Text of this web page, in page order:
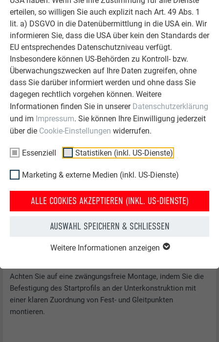
erteilen, so willigen Sie auch explizit nach Art. 49 Abs. 1
lit. a) DSGVO in die Datenübermittlung in die USA ein. Wir
informieren Sie, dass die USA über kein den Standards der
EU entsprechendes Datenschutzniveau verfügt.
Insbesondere können US-Behörden zu Kontroll- bzw.
Überwachungszwecken auf Ihre Daten zugreifen, ohne
dass Sie darüber informiert werden und ohne dass Sie
dagegen rechtlich vorgehen können. Weitere
Informationen finden Sie in unserer Datenschutzerklärung
und im Impressum. Sie können Ihre Einwilligung jederzeit
über die Cookie-Einstellungen widerrufen.
Essenziell Statistiken (inkl. US-Dienste)
Marketing & externe Medien (inkl. US-Dienste)
ALLE COOKIES AKZEPTIEREN (INKL. US-DIENSTE)
AUSWAHL SPEICHERN & SCHLIESSEN
Weitere Informationen anzeigen
Achten Sie auf eine zwängungsfreie Montage, indem Sie die
Befestigung des Startprofils an der Unterkonstruktion mit
einer klaren Zuordnung von Fest- und Gleitpunkten
montieren.